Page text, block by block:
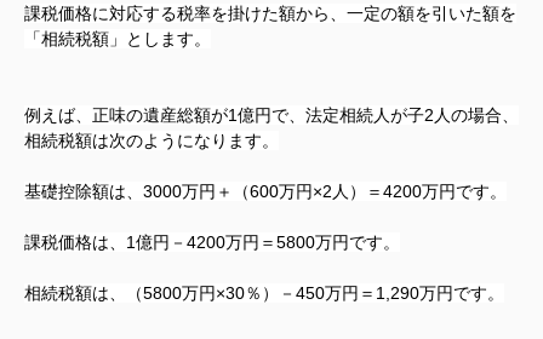
課税価格に対応する税率を掛けた額から、一定の額を引いた額を
「相続税額」とします。
例えば、正味の遺産総額が1億円で、法定相続人が子2人の場合、
相続税額は次のようになります。
基礎控除額は、3000万円＋（600万円×2人）＝4200万円です。
課税価格は、1億円－4200万円＝5800万円です。
相続税額は、（5800万円×30％）－450万円＝1,290万円です。